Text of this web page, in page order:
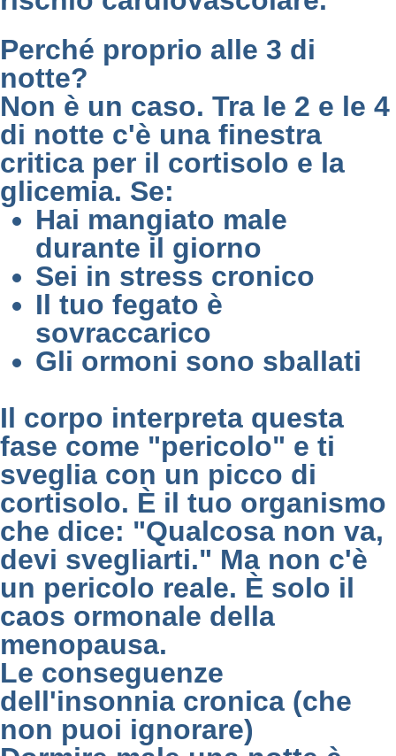
Perché proprio alle 3 di
notte?
Non è un caso. Tra le 2 e le 4
di notte c'è una finestra
critica per il cortisolo e la
glicemia. Se:
Hai mangiato male
durante il giorno
Sei in stress cronico
Il tuo fegato è
sovraccarico
Gli ormoni sono sballati
Il corpo interpreta questa
fase come "pericolo" e ti
sveglia con un picco di
cortisolo. È il tuo organismo
che dice: "Qualcosa non va,
devi svegliarti." Ma non c'è
un pericolo reale. È solo il
caos ormonale della
menopausa.
Le conseguenze
dell'insonnia cronica (che
non puoi ignorare)